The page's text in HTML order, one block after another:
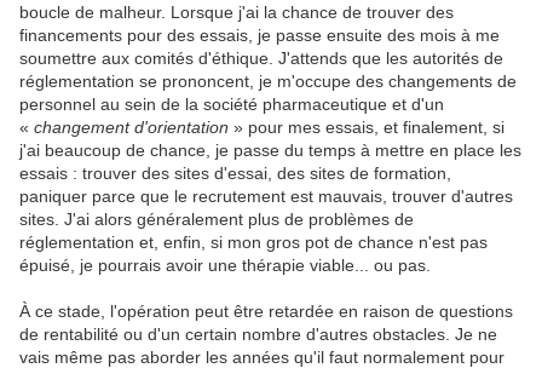
boucle de malheur. Lorsque j'ai la chance de trouver des
financements pour des essais, je passe ensuite des mois à me
soumettre aux comités d'éthique. J'attends que les autorités de
réglementation se prononcent, je m'occupe des changements de
personnel au sein de la société pharmaceutique et d'un
« changement d'orientation » pour mes essais, et finalement, si
j'ai beaucoup de chance, je passe du temps à mettre en place les
essais : trouver des sites d'essai, des sites de formation,
paniquer parce que le recrutement est mauvais, trouver d'autres
sites. J'ai alors généralement plus de problèmes de
réglementation et, enfin, si mon gros pot de chance n'est pas
épuisé, je pourrais avoir une thérapie viable... ou pas.
À ce stade, l'opération peut être retardée en raison de questions
de rentabilité ou d'un certain nombre d'autres obstacles. Je ne
vais même pas aborder les années qu'il faut normalement pour